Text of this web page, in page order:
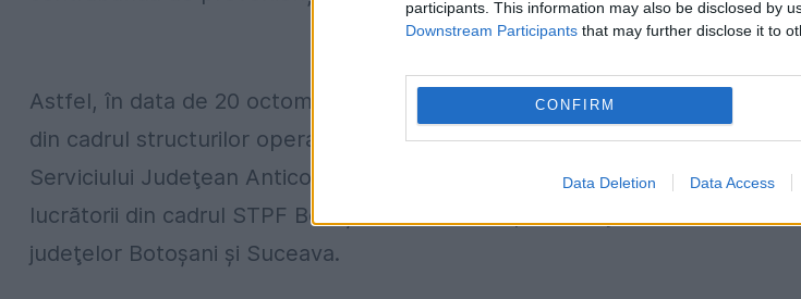
participants. This information may also be disclosed by
Downstream Participants that may further disclose it to
CONFIRM
Data Deletion Data Access
Astfel, în data de 20 octombrie 2016, începand cu ora 06.00, sprijiniți de
din cadrul structurilor operative de pe raza judeţului Botoşani precum şi
Serviciului Judeţean Anticorupţie Botoşani, sub coordonarea procurorului
lucrătorii din cadrul STPF Botoșani efectuează percheziţii la 23 de adrese
judeţelor Botoşani şi Suceava.